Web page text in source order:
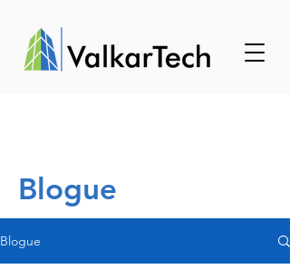
Blogue
Blogue